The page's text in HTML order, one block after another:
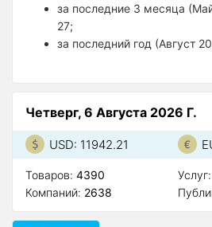
за последние 3 месяца
27;
за последний год (Август
Четверг, 6 Августа 2026 Г.
USD: 11942.21
Товаров: 4390
Компаний: 2638
Услуг: